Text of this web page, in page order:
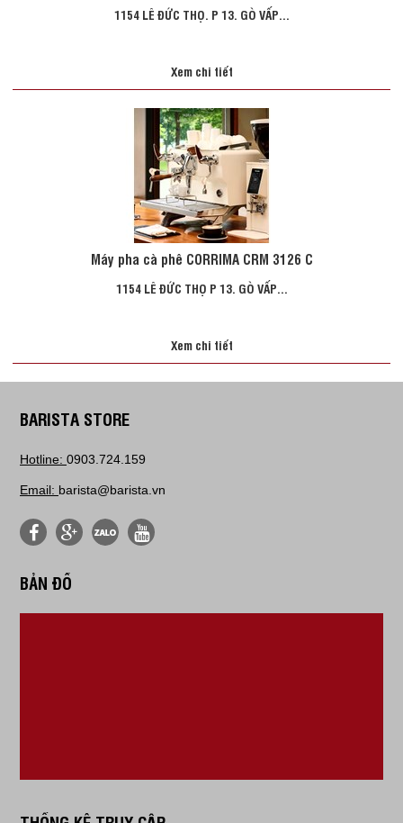
1154 LÊ ĐỨC THỌ. P 13. GÒ VẤP...
Xem chi tiết
Máy pha cà phê CORRIMA CRM 3126 C
1154 LÊ ĐỨC THỌ P 13. GÒ VẤP...
Xem chi tiết
BARISTA STORE
Hotline: 0903.724.159
Email: barista@barista.vn
BẢN ĐỒ